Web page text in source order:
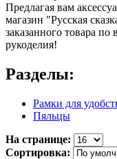
Предлагая вам
магазин "Русская
заказанного товара
рукоделия!
Разделы:
Рамки для
Пяльцы
На странице:
Сортировка: